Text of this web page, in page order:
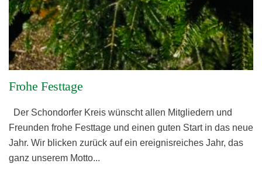
Frohe Festtage
Der Schondorfer Kreis wünscht allen Mitgliedern und
Freunden frohe Festtage und einen guten Start in das neue
Jahr. Wir blicken zurück auf ein ereignisreiches Jahr, das
ganz unserem Motto...